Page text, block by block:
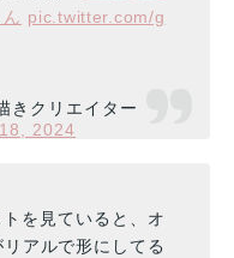
pic.twitter.com/g
きクリエイター
2024
を見ていると、オ
アルで形にしてる